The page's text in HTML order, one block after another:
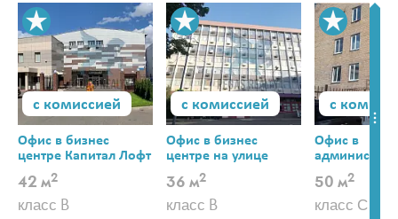
с комиссией
Офис в бизнес
центре Капитал Лофт
42 м2
класс B
с комиссией
Офис в бизнес
центре на улице
Большая Почтовая
36 м2
класс B
с
Офис в
здании на
Перовская
50 м2
класс С